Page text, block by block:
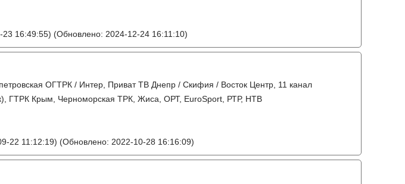
23 16:49:55) (Обновлено: 2024-12-24 16:11:10)
ОГТРК / Интер, Приват ТВ Днепр / Скифия / Восток Центр, 11 канал
ГТРК Крым, Черноморская ТРК, Жиса, ОРТ, EuroSport, РТР, НТВ
22 11:12:19) (Обновлено: 2022-10-28 16:16:09)